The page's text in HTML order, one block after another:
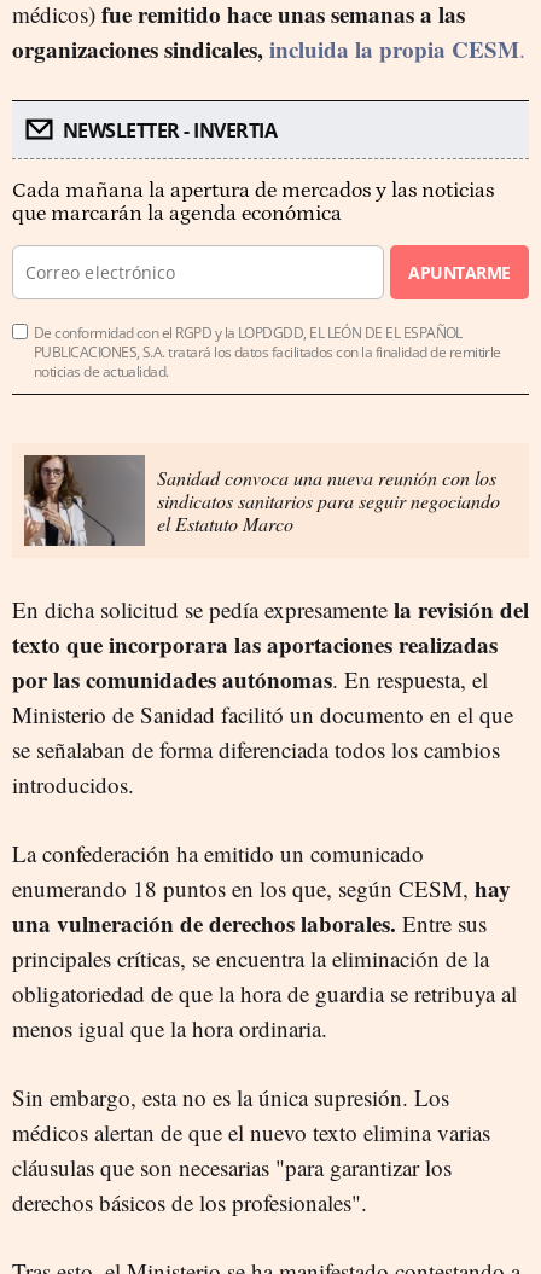
médicos) fue remitido hace unas semanas a las
organizaciones sindicales,incluida la propia CESM.
NEWSLETTER - INVERTIA
Cada mañana la apertura de mercados y las noticias
que marcarán la agenda económica
APUNTARME
De conformidad con el RGPD y la LOPDGDD, EL LEÓN DE EL ESPAÑOL
PUBLICACIONES, S.A. tratará los datos facilitados con la finalidad de remitirle
noticias de actualidad.
Sanidad convoca una nueva reunión con los
sindicatos sanitarios para seguir negociando
el Estatuto Marco
En dicha solicitud se pedía expresamente la revisión del
texto que incorporara las aportaciones realizadas
por las comunidades autónomas. En respuesta, el
Ministerio de Sanidad facilitó un documento en el que
se señalaban de forma diferenciada todos los cambios
introducidos.
La confederación ha emitido un comunicado
enumerando 18 puntos en los que, según CESM, hay
una vulneración de derechos laborales. Entre sus
principales críticas, se encuentra la eliminación de la
obligatoriedad de que la hora de guardia se retribuya al
menos igual que la hora ordinaria.
Sin embargo, esta no es la única supresión. Los
médicos alertan de que el nuevo texto elimina varias
cláusulas que son necesarias "para garantizar los
derechos básicos de los profesionales".